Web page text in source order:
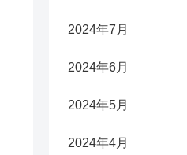
2024年7月
2024年6月
2024年5月
2024年4月